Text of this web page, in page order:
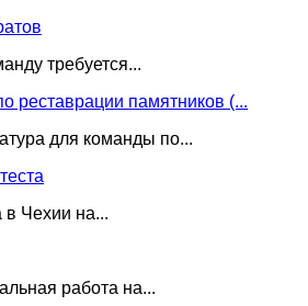
требуется...
реставрации памятников (...
для команды по...
Чехии на...
работа на...